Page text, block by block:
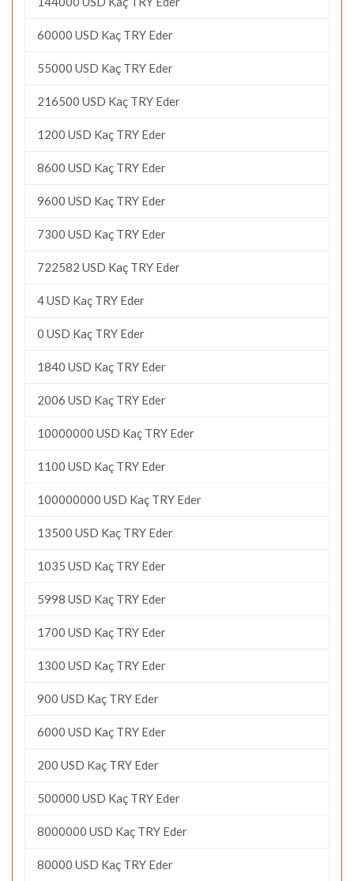
60000 USD Kaç TRY Eder
55000 USD Kaç TRY Eder
216500 USD Kaç TRY Eder
1200 USD Kaç TRY Eder
8600 USD Kaç TRY Eder
9600 USD Kaç TRY Eder
7300 USD Kaç TRY Eder
722582 USD Kaç TRY Eder
4 USD Kaç TRY Eder
0 USD Kaç TRY Eder
1840 USD Kaç TRY Eder
2006 USD Kaç TRY Eder
10000000 USD Kaç TRY Eder
1100 USD Kaç TRY Eder
100000000 USD Kaç TRY Eder
13500 USD Kaç TRY Eder
1035 USD Kaç TRY Eder
5998 USD Kaç TRY Eder
1700 USD Kaç TRY Eder
1300 USD Kaç TRY Eder
900 USD Kaç TRY Eder
6000 USD Kaç TRY Eder
200 USD Kaç TRY Eder
500000 USD Kaç TRY Eder
8000000 USD Kaç TRY Eder
80000 USD Kaç TRY Eder